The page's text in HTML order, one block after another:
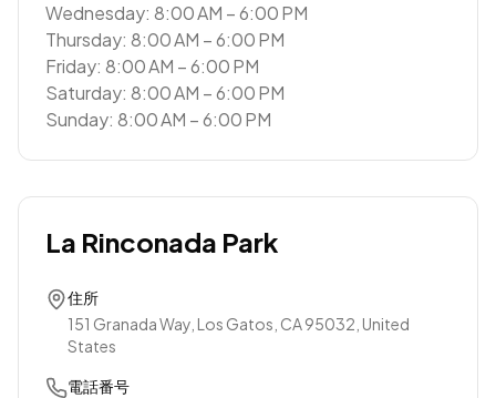
Wednesday: 8:00 AM – 6:00 PM
Thursday: 8:00 AM – 6:00 PM
Friday: 8:00 AM – 6:00 PM
Saturday: 8:00 AM – 6:00 PM
Sunday: 8:00 AM – 6:00 PM
La Rinconada Park
住所
151 Granada Way, Los Gatos, CA 95032, United
States
電話番号